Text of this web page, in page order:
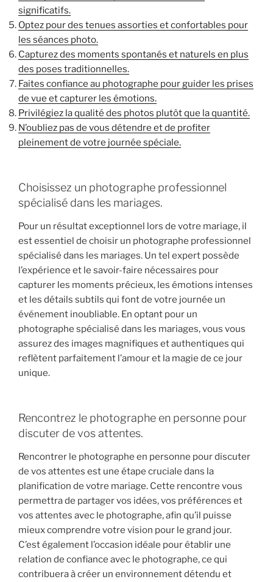
significatifs.
Optez pour des tenues assorties et confortables pour
les séances photo.
Capturez des moments spontanés et naturels en plus
des poses traditionnelles.
Faites confiance au photographe pour guider les prises
de vue et capturer les émotions.
Privilégiez la qualité des photos plutôt que la quantité.
N’oubliez pas de vous détendre et de profiter
pleinement de votre journée spéciale.
Choisissez un photographe professionnel
spécialisé dans les mariages.
Pour un résultat exceptionnel lors de votre mariage, il
est essentiel de choisir un photographe professionnel
spécialisé dans les mariages. Un tel expert possède
l’expérience et le savoir-faire nécessaires pour
capturer les moments précieux, les émotions intenses
et les détails subtils qui font de votre journée un
événement inoubliable. En optant pour un
photographe spécialisé dans les mariages, vous vous
assurez des images magnifiques et authentiques qui
reflètent parfaitement l’amour et la magie de ce jour
unique.
Rencontrez le photographe en personne pour
discuter de vos attentes.
Rencontrer le photographe en personne pour discuter
de vos attentes est une étape cruciale dans la
planification de votre mariage. Cette rencontre vous
permettra de partager vos idées, vos préférences et
vos attentes avec le photographe, afin qu’il puisse
mieux comprendre votre vision pour le grand jour.
C’est également l’occasion idéale pour établir une
relation de confiance avec le photographe, ce qui
contribuera à créer un environnement détendu et